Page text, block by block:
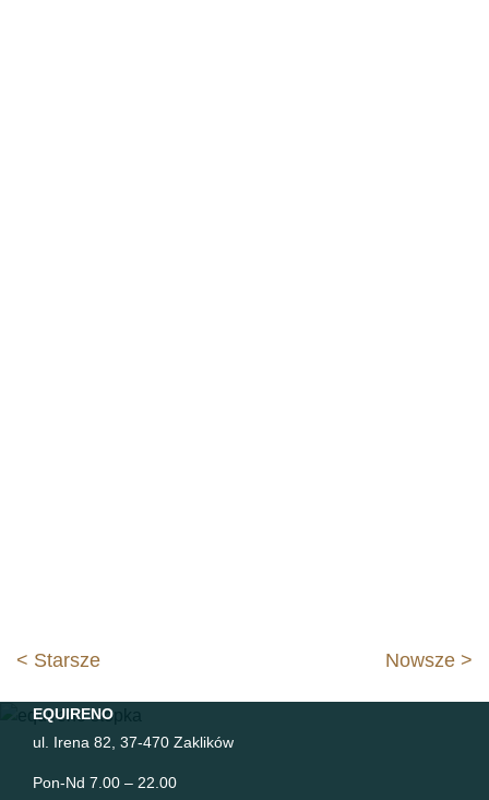
Nawigacja
wpisu
< Starsze Nowsze >
EQUIRENO
ul. Irena 82, 37-470 Zaklików
Pon-Nd 7.00 – 22.00